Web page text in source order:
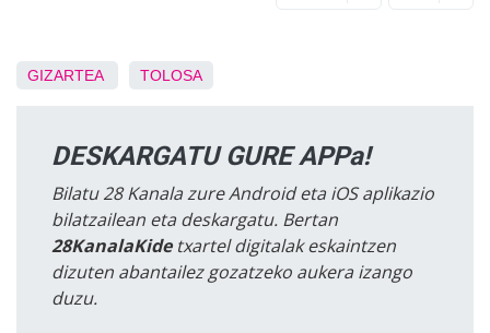
GIZARTEA TOLOSA
DESKARGATU GURE APPa!
Bilatu 28 Kanala zure Android eta iOS aplikazio
bilatzailean eta deskargatu. Bertan
28KanalaKidetxartel digitalak eskaintzen
dizuten abantailez gozatzeko aukera izango
duzu.